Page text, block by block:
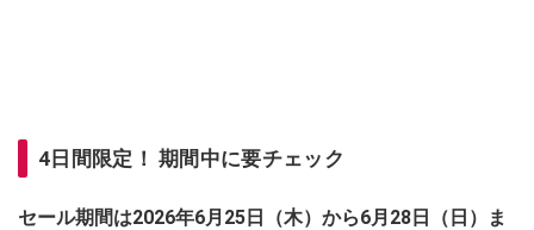
4日間限定！ 期間中に要チェック
セール期間は2026年6月25日（木）から6月28日（日）ま